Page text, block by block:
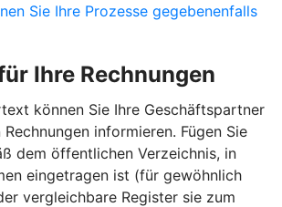
Sie Ihre Prozesse gegebenenfalls
Ihre Rechnungen
können Sie Ihre Geschäftspartner
informieren. Fügen Sie
dem öffentlichen Verzeichnis, in
eingetragen ist (für gewöhnlich
vergleichbare Register sie zum